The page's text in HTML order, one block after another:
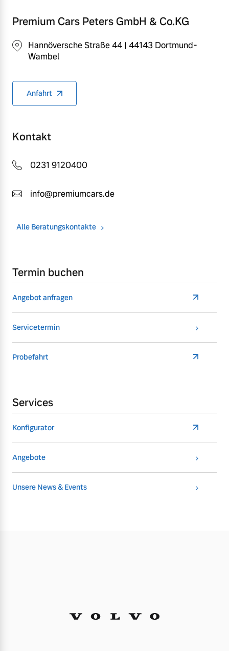
Premium Cars Peters GmbH & Co.KG
Hannöversche Straße 44 | 44143 Dortmund-
Wambel
Anfahrt
Kontakt
0231 9120400
info@premiumcars.de
Alle Beratungskontakte
Termin buchen
Angebot anfragen
Servicetermin
Probefahrt
Services
Konfigurator
Angebote
Unsere News & Events